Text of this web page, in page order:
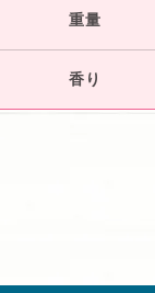
重量
香り